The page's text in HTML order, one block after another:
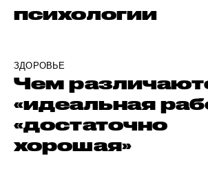
психологии
ЗДОРОВЬЕ
Чем
«идеальная
«достаточно
хорошая»